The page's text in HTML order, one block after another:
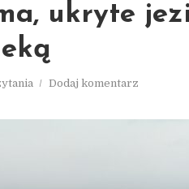
ukryte
Dodaj komentarz